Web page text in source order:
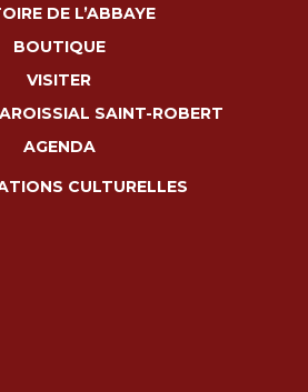
DE L’ABBAYE
BOUTIQUE
VISITER
SAINT-ROBERT
AGENDA
CULTURELLES